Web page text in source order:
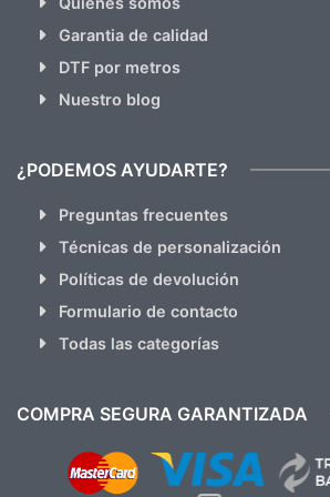
Garantia de calidad
DTF por metros
Nuestro blog
¿PODEMOS AYUDARTE?
Preguntas frecuentes
Técnicas de personalización
Políticas de devolución
Formulario de contacto
Todas las categorías
COMPRA SEGURA GARANTIZADA